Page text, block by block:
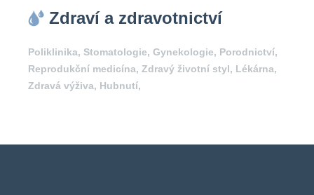
Zdraví a zdravotnictví
Poliklinika, Stomatologie, Gynekologie, Porodnictví,
Reprodukční medicína, Zdravý životní styl, Lékárna,
Zdravá výživa, Hubnutí,